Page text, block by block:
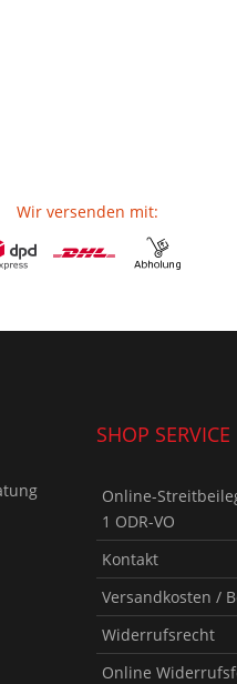
Wir versenden mit:
SHOP SERVICE
Online-
1 ODR-VO
Kontakt
Versandkosten /
Widerrufsrecht
Online